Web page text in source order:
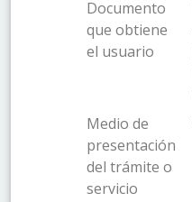
Documento
que obtiene
el usuario
Medio de
presentación
del trámite o
servicio